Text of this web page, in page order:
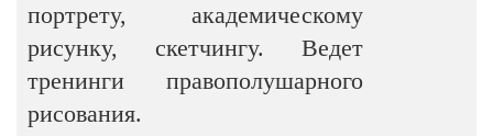
портрету, академическому
рисунку, скетчингу. Ведет
тренинги правополушарного
рисования.